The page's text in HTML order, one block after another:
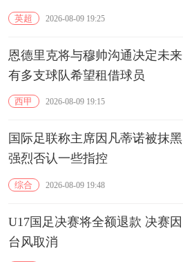
英超 2026-08-09 19:25
恩德里克将与穆帅沟通决定未来
有多支球队希望租借球员
西甲 2026-08-09 19:15
国际足联称主席因凡蒂诺被抹黑
强烈否认一些指控
综合 2026-08-09 19:48
U17国足决赛将全额退款 决赛因
台风取消